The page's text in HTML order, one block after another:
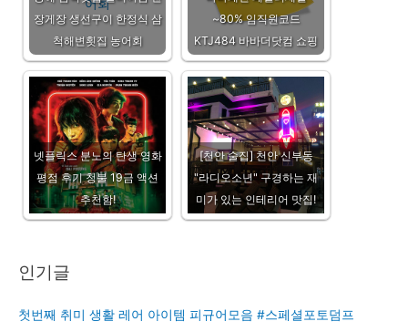
장게장 생선구이 한정식 삼
척해변횟집 농어회
~80% 임직원코드
KTJ484 바바더닷컴 쇼핑
넷플릭스 분노의 탄생 영화
평점 후기 청불 19금 액션
추천함!
[천안 술집] 천안 신부동
"라디오소년" 구경하는 재
미가 있는 인테리어 맛집!
인기글
첫번째 취미 생활 레어 아이템 피규어모음 #스페셜포토덤프